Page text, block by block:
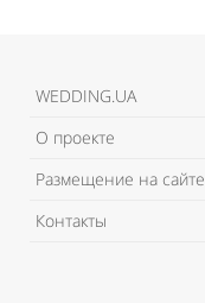
WEDDING.UA
О проекте
Размещение на сайте
Контакты